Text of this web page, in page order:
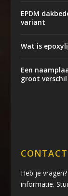
EPDM
variant
Wat is
Een
groot verschil
CONTACT
Heb je
informatie.